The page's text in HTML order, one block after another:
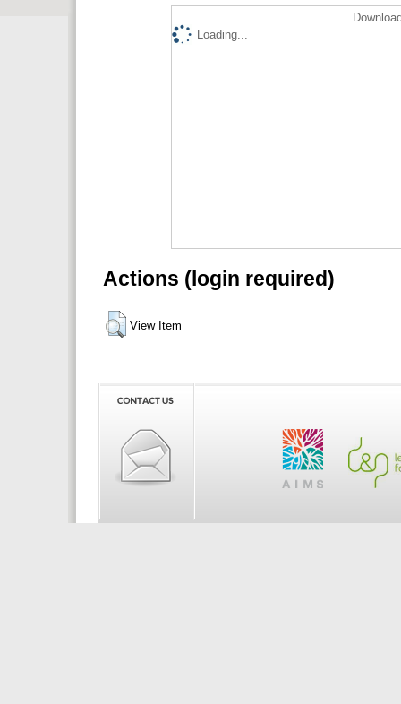
Loading...
Actions (login required)
View Item